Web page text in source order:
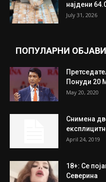
најдени
July 31, 2026
ПОПУЛАРНИ ОБЈАВИ
Понуди 20
May 20, 2020
Снимена
April 24, 2019
18+: Се
Северина